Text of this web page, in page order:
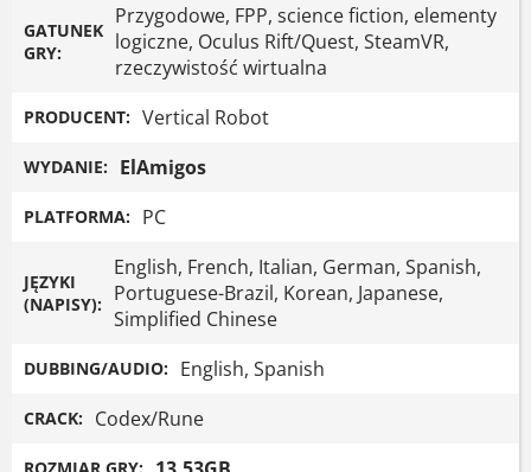
GATUNEK
GRY:
Przygodowe, FPP, science fiction, elementy
logiczne, Oculus Rift/Quest, SteamVR,
rzeczywistość wirtualna
PRODUCENT: Vertical Robot
WYDANIE: ElAmigos
PLATFORMA: PC
JĘZYKI
(NAPISY):
English, French, Italian, German, Spanish,
Portuguese-Brazil, Korean, Japanese,
Simplified Chinese
DUBBING/AUDIO: English, Spanish
CRACK: Codex/Rune